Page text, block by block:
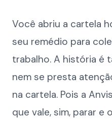
Você abriu a cartela
seu remédio para
trabalho. A história é
nem se presta
na cartela. Pois a
que vale, sim, parar e